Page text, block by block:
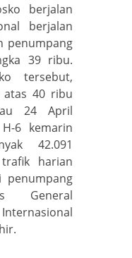
berjalan
berjalan
penumpang
39 ribu.
tersebut,
40 ribu
24 April
6 kemarin
42.091
harian
penumpang
General